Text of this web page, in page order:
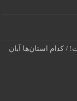
است! / کدام استان‌ها آبان